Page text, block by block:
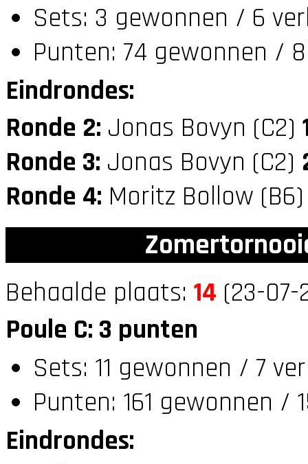
Sets: 3 gewonnen / 6
Punten: 74 gewonnen /
Eindrondes:
Ronde 2: Jonas Bovyn (C2)
Ronde 3: Jonas Bovyn (C2)
Ronde 4: Moritz Bollow
Behaalde plaats: 14 (23-07-
Poule C: 3 punten
Sets: 11 gewonnen / 7
Punten: 161 gewonnen /
Eindrondes: